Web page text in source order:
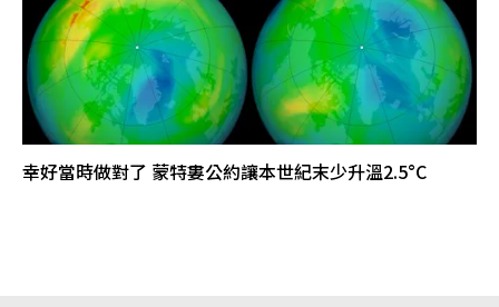
幸好當時做對了 蒙特婁公約讓本世紀末少升溫2.5°C